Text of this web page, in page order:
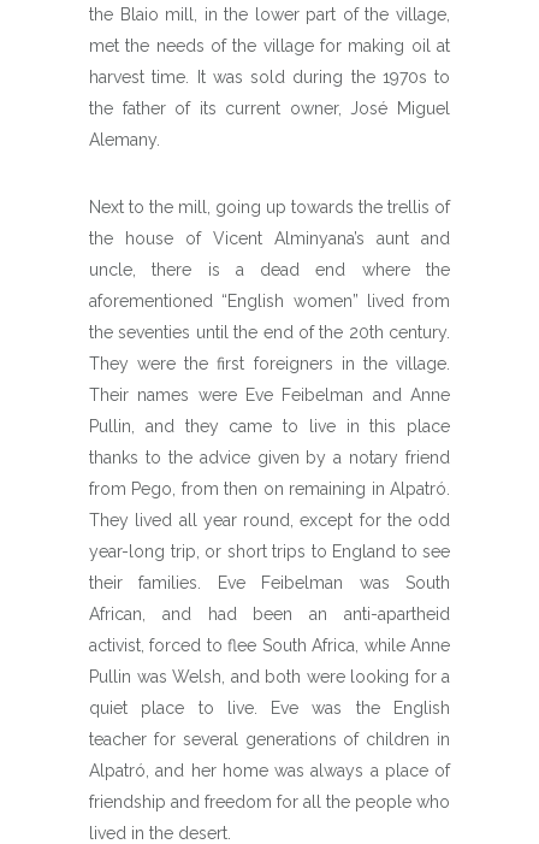
the Blaio mill, in the lower part of the village,
met the needs of the village for making oil at
harvest time. It was sold during the 1970s to
the father of its current owner, José Miguel
Alemany.
Next to the mill, going up towards the trellis of
the house of Vicent Alminyana’s aunt and
uncle, there is a dead end where the
aforementioned “English women” lived from
the seventies until the end of the 20th century.
They were the first foreigners in the village.
Their names were Eve Feibelman and Anne
Pullin, and they came to live in this place
thanks to the advice given by a notary friend
from Pego, from then on remaining in Alpatró.
They lived all year round, except for the odd
year-long trip, or short trips to England to see
their families. Eve Feibelman was South
African, and had been an anti-apartheid
activist, forced to flee South Africa, while Anne
Pullin was Welsh, and both were looking for a
quiet place to live. Eve was the English
teacher for several generations of children in
Alpatró, and her home was always a place of
friendship and freedom for all the people who
lived in the desert.